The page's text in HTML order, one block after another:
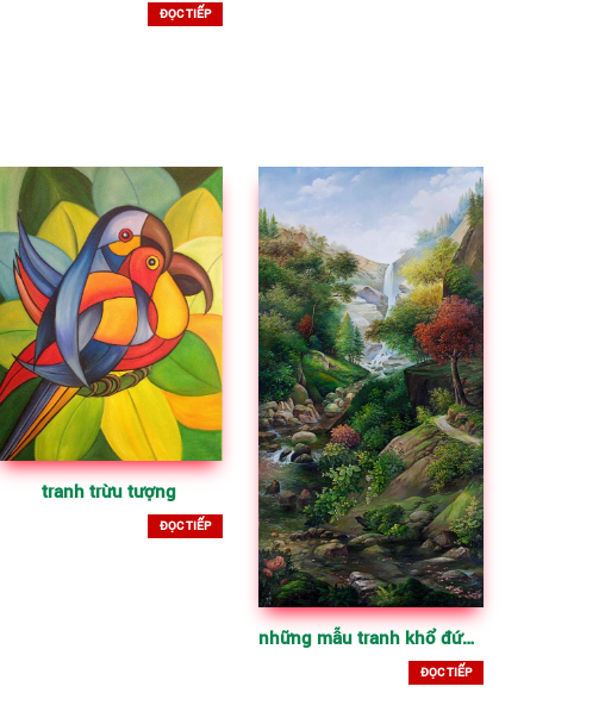
ĐỌC TIẾP
tranh trừu tượng
ĐỌC TIẾP
những mẫu tranh khổ đứng, tranh vẽ đẹp – KDT
ĐỌC TIẾP